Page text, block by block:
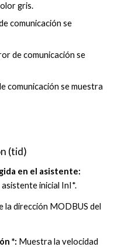
gris.
comunicación se
de comunicación se
comunicación se muestra
(tid)
en el asistente:
inicial InI*.
la dirección MODBUS del
*: Muestra la velocidad